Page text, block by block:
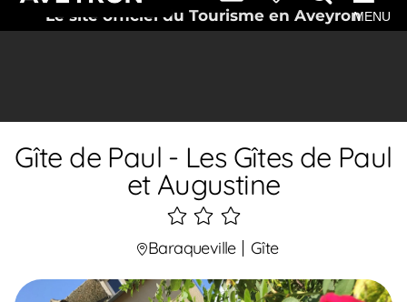
Le site officiel du Tourisme en AveyronMENU
Gîte de Paul - Les Gîtes de Paul
et Augustine
3
étoiles
Baraqueville Gîte